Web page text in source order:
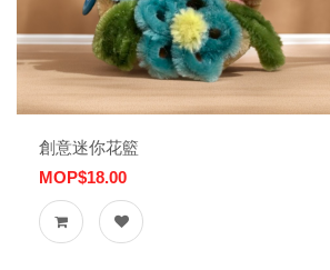
創意迷你花籃
MOP$18.00